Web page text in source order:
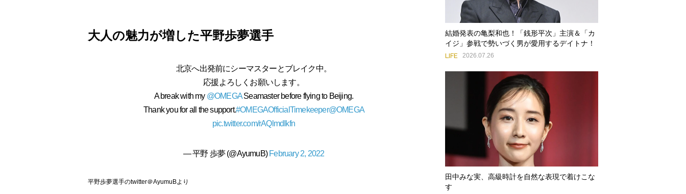
大人の魅力が増した平野歩夢選手
北京へ出発前にシーマスターとブレイク中。
応援よろしくお願いします。
A break with my @OMEGASeamaster before flying to Beijing.
Thank you for all the support.#OMEGAOfficialTimekeeper@OMEGA
pic.twitter.com/rAQlmdIkfn
— 平野 歩夢 (@AyumuB) February 2, 2022
平野歩夢選手のtwitter＠AyumuBより
結婚発表の亀梨和也！「銭形平次」主演＆「カ
イジ」参戦で勢いづく男が愛用するデイトナ！
LIFE 2026.07.26
田中みな実、高級時計を自然な表現で着けこな
す